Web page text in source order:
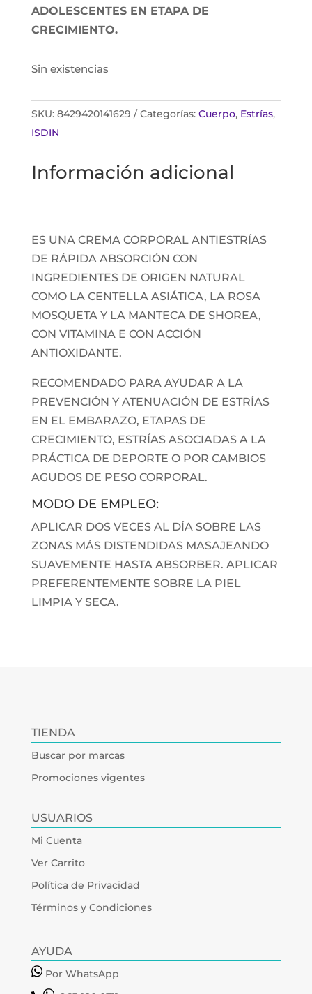
ADOLESCENTES EN ETAPA DE
CRECIMIENTO.
Sin existencias
SKU: 8429420141629 Categorías: Cuerpo, Estrías,
ISDIN
Información adicional
ES UNA CREMA CORPORAL ANTIESTRÍAS
DE RÁPIDA ABSORCIÓN CON
INGREDIENTES DE ORIGEN NATURAL
COMO LA CENTELLA ASIÁTICA, LA ROSA
MOSQUETA Y LA MANTECA DE SHOREA,
CON VITAMINA E CON ACCIÓN
ANTIOXIDANTE.
RECOMENDADO PARA AYUDAR A LA
PREVENCIÓN Y ATENUACIÓN DE ESTRÍAS
EN EL EMBARAZO, ETAPAS DE
CRECIMIENTO, ESTRÍAS ASOCIADAS A LA
PRÁCTICA DE DEPORTE O POR CAMBIOS
AGUDOS DE PESO CORPORAL.
MODO DE EMPLEO:
APLICAR DOS VECES AL DÍA SOBRE LAS
ZONAS MÁS DISTENDIDAS MASAJEANDO
SUAVEMENTE HASTA ABSORBER. APLICAR
PREFERENTEMENTE SOBRE LA PIEL
LIMPIA Y SECA.
TIENDA
Buscar por marcas
Promociones vigentes
USUARIOS
Mi Cuenta
Ver Carrito
Política de Privacidad
Términos y Condiciones
AYUDA
Por WhatsApp